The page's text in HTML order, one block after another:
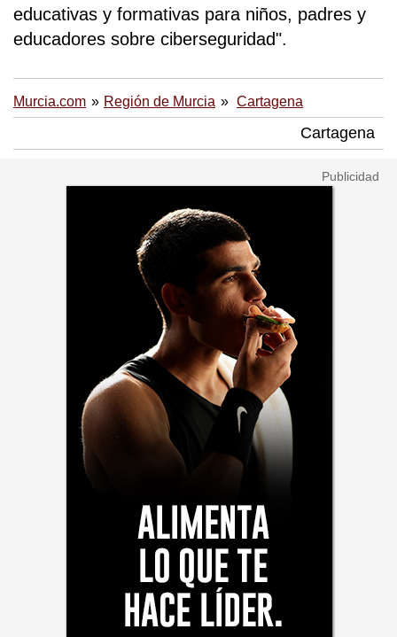
educativas y formativas para niños, padres y
educadores sobre ciberseguridad".
Murcia.com Región de Murcia Cartagena
Cartagena